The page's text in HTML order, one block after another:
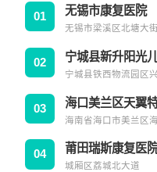
01 无锡市康复医院
无锡市梁溪区北塘大
02 宁城县新升阳光
宁城县铁西物流园区
03 海口美兰区天翼
海南省海口市美兰区
04 莆田瑞斯康复医
城厢区荔城北大道